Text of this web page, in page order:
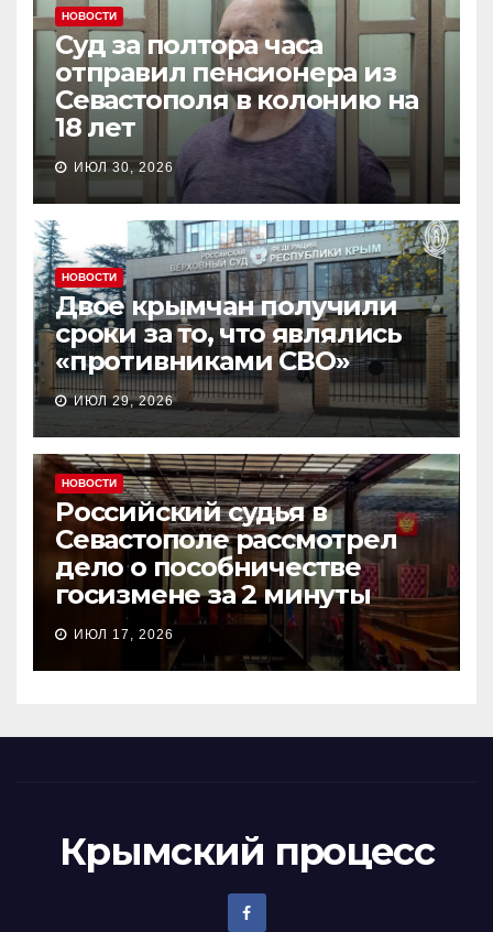
НОВОСТИ
Суд за полтора часа
отправил пенсионера из
Севастополя в колонию на
18 лет
ИЮЛ 30, 2026
НОВОСТИ
Двое крымчан получили
сроки за то, что являлись
«противниками СВО»
ИЮЛ 29, 2026
НОВОСТИ
Российский судья в
Севастополе рассмотрел
дело о пособничестве
госизмене за 2 минуты
ИЮЛ 17, 2026
Крымский процесс